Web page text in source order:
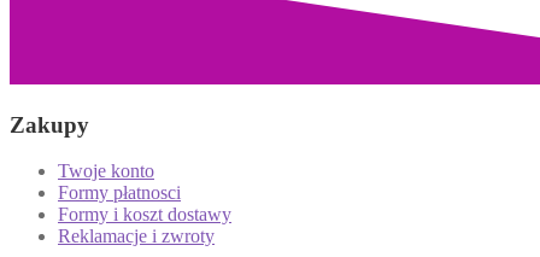
Zakupy
Twoje konto
Formy płatnosci
Formy i koszt dostawy
Reklamacje i zwroty